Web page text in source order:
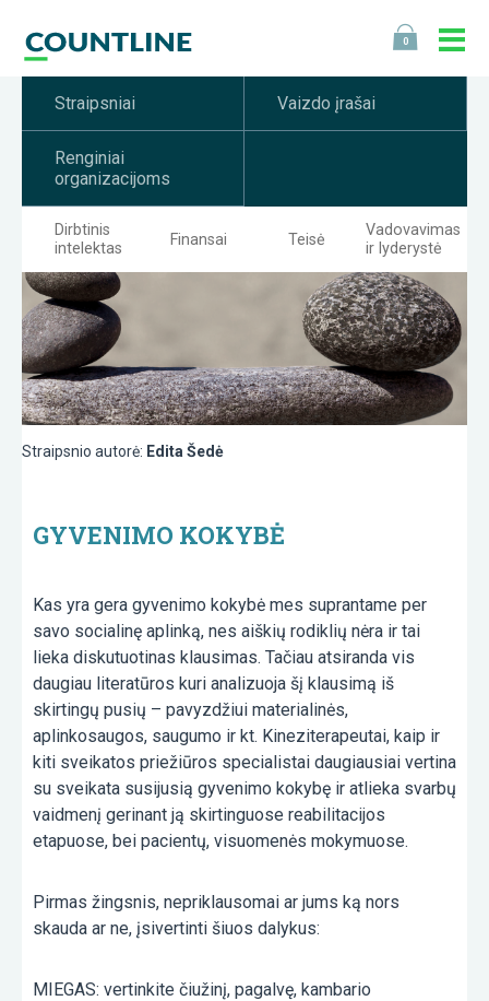
0
Straipsniai Vaizdo įrašai
Renginiai
organizacijoms
Dirbtinis
intelektas
Finansai Teisė
Vadovavimas
ir lyderystė
Straipsnio autorė: Edita Šedė
GYVENIMO KOKYBĖ
Kas yra gera gyvenimo kokybė mes suprantame per
savo socialinę aplinką, nes aiškių rodiklių nėra ir tai
lieka diskutuotinas klausimas. Tačiau atsiranda vis
daugiau literatūros kuri analizuoja šį klausimą iš
skirtingų pusių – pavyzdžiui materialinės,
aplinkosaugos, saugumo ir kt. Kineziterapeutai, kaip ir
kiti sveikatos priežiūros specialistai daugiausiai vertina
su sveikata susijusią gyvenimo kokybę ir atlieka svarbų
vaidmenį gerinant ją skirtinguose reabilitacijos
etapuose, bei pacientų, visuomenės mokymuose.
Pirmas žingsnis, nepriklausomai ar jums ką nors
skauda ar ne, įsivertinti šiuos dalykus:
MIEGAS: vertinkite čiužinį, pagalvę, kambario